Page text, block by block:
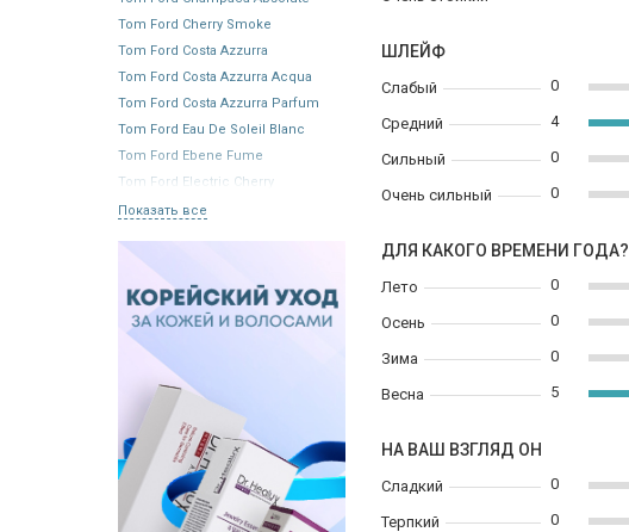
Tom Ford Cherry Smoke
Tom Ford Costa Azzurra
Tom Ford Costa Azzurra Acqua
Tom Ford Costa Azzurra Parfum
Tom Ford Eau De Soleil Blanc
Tom Ford Ebene Fume
Tom Ford Electric Cherry
Показать все
ШЛЕЙФ
Слабый
Средний
Сильный
Очень сильный
0
4
0
0
ДЛЯ КАКОГО ВРЕМЕНИ ГОДА?
Лето
Осень
Зима
Весна
0
0
0
5
НА ВАШ ВЗГЛЯД ОН
Сладкий
Терпкий
0
0